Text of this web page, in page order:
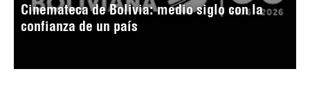
Cinemateca de Bolivia: medio siglo con la
confianza de un país